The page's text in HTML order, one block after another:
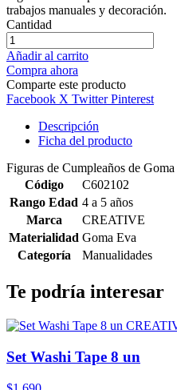
trabajos manuales y decoración.
Cantidad
Añadir al carrito
Compra ahora
Comparte este producto
Facebook X Twitter Pinterest
Descripción
Ficha del producto
Figuras de Cumpleaños de
Código
C602102
Rango Edad 4 a 5 años
Marca
CREATIVE
Materialidad Goma Eva
Categoría
Manualidades
Te podría interesar
Set Washi Tape 8 un